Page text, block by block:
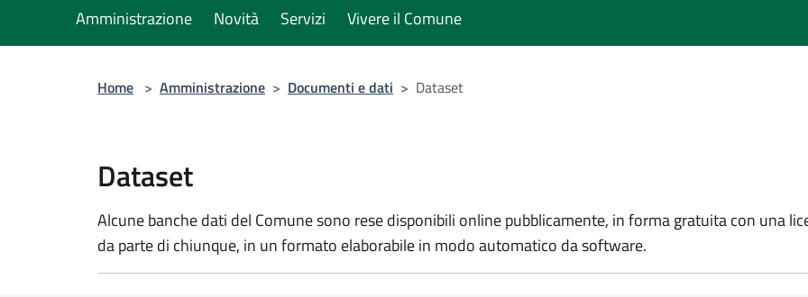
Amministrazione Novità Servizi Vivere il Comune
Home > Amministrazione > Documenti e dati > Dataset
Dataset
Alcune banche dati del Comune sono rese disponibili online pubblicamente, in forma gratuita con una
da parte di chiunque, in un formato elaborabile in modo automatico da software.